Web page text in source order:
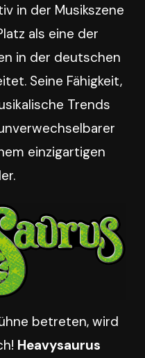
in der Musikszene
als eine der
in der deutschen
Seine Fähigkeit,
Trends
einzigartigen
betreten, wird
Heavysaurus